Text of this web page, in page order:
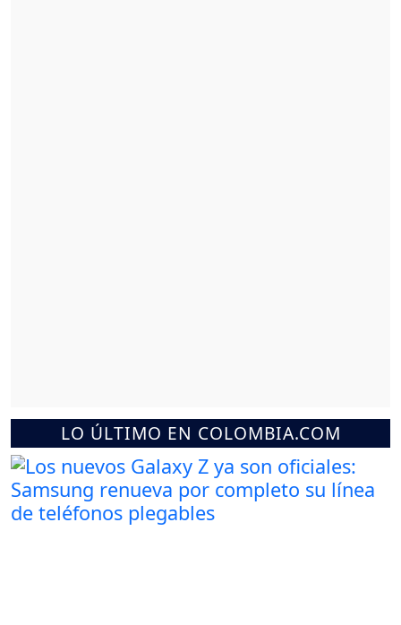
LO ÚLTIMO EN COLOMBIA.COM